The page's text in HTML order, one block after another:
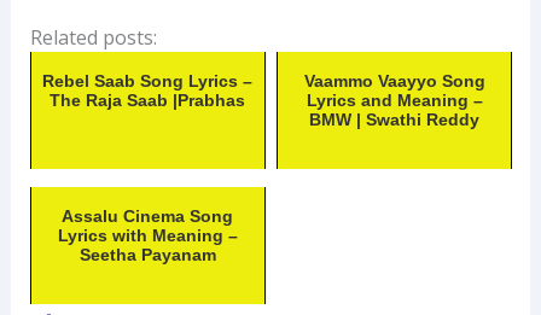
Related posts:
Rebel Saab Song Lyrics –
The Raja Saab |Prabhas
Vaammo Vaayyo Song
Lyrics and Meaning –
BMW | Swathi Reddy
Assalu Cinema Song
Lyrics with Meaning –
Seetha Payanam